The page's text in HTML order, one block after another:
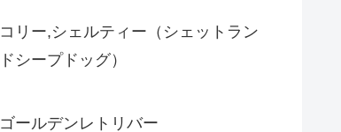
コリー,シェルティー（シェットラン
ドシープドッグ）
ゴールデンレトリバー